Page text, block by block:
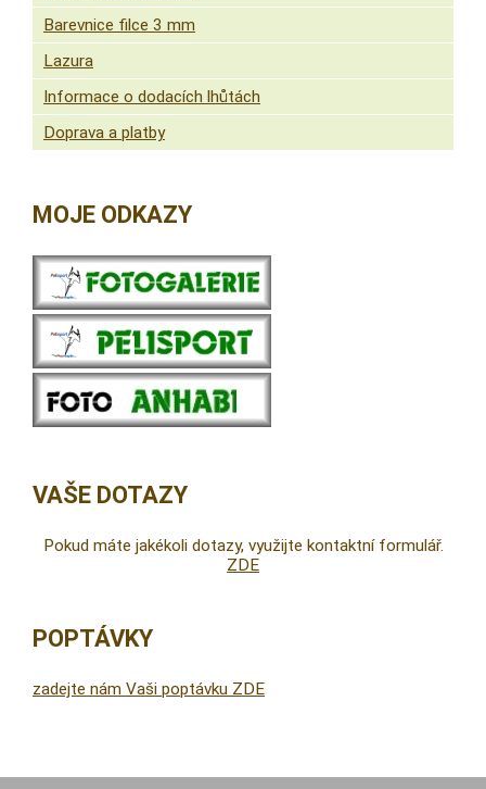
Barevnice filce 3 mm
Lazura
Informace o dodacích lhůtách
Doprava a platby
MOJE ODKAZY
VAŠE DOTAZY
Pokud máte jakékoli dotazy, využijte kontaktní formulář.
ZDE
POPTÁVKY
zadejte nám Vaši poptávku ZDE